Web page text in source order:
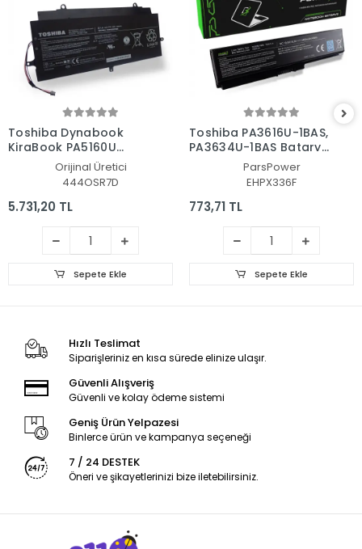
Toshiba Dynabook
KiraBook PA5160U
Batarya - PilOrijinal Üretici
444OSR7D
5.731,20 TL
Sepete Ekle
Toshiba PA3616U-1BAS,
PA3634U-1BAS Batarya
- Pil (Pars Power)
ParsPower
EHPX336F
773,71 TL
Sepete Ekle
Hızlı Teslimat
Siparişleriniz en kısa sürede elinize ulaşır.
Güvenli Alışveriş
Güvenli ve kolay ödeme sistemi
Geniş Ürün Yelpazesi
Binlerce ürün ve kampanya seçeneği
7 / 24 DESTEK
Öneri ve şikayetlerinizi bize iletebilirsiniz.